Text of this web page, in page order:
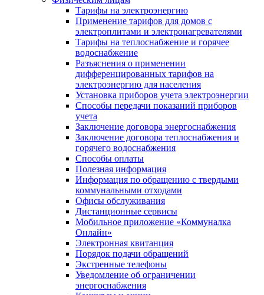
Тарифы на электроэнергию
Применение тарифов для домов с
электроплитами и электронагревателями
Тарифы на теплоснабжение и горячее
водоснабжение
Разъяснения о применении
дифференцированных тарифов на
электроэнергию для населения
Установка приборов учета электроэнергии
Способы передачи показаний приборов
учета
Заключение договора энергоснабжения
Заключение договора теплоснабжения и
горячего водоснабжения
Способы оплаты
Полезная информация
Информация по обращению с твердыми
коммунальными отходами
Офисы обслуживания
Дистанционные сервисы
Мобильное приложение «Коммуналка
Онлайн»
Электронная квитанция
Порядок подачи обращений
Экстренные телефоны
Уведомление об ограничении
энергоснабжения